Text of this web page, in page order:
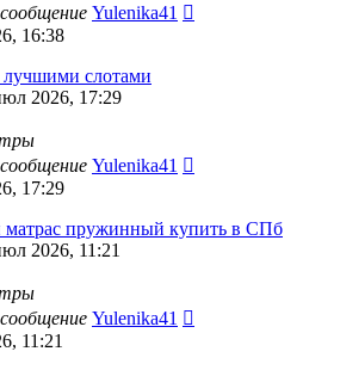
Yulenika41
16:38
лучшими слотами
2026, 17:29
Yulenika41
17:29
матрас пружинный купить в СПб
2026, 11:21
Yulenika41
11:21